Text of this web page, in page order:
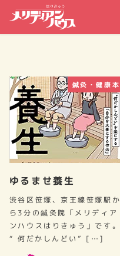
鍼灸・健康本
ゆるませ養生
渋谷区笹塚、京王線笹塚駅か
ら3分の鍼灸院「メリディア
ンハウスはりきゅう」です。
“ 何だかしんどい” […]